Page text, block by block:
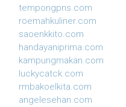
tempongpns.com
roemahkuliner.com
saoenkkito.com
handayaniprima.com
kampungmakan.com
luckycatck.com
rmbakoelkita.com
angelesehan.com